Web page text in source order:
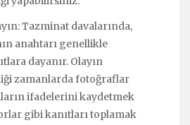
Tazminat davalarında,
anahtarı genellikle
dayanır. Olayın
zamanlarda fotoğraflar
ifadelerini kaydetmek
gibi kanıtları toplamak